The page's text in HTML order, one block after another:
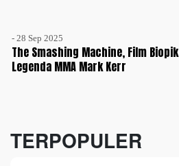
- 28 Sep 2025
The Smashing Machine, Film Biopik
Legenda MMA Mark Kerr
TERPOPULER